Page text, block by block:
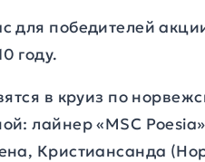
для победителей
году.
в круиз по
лайнер «MSC
Кристиансанда